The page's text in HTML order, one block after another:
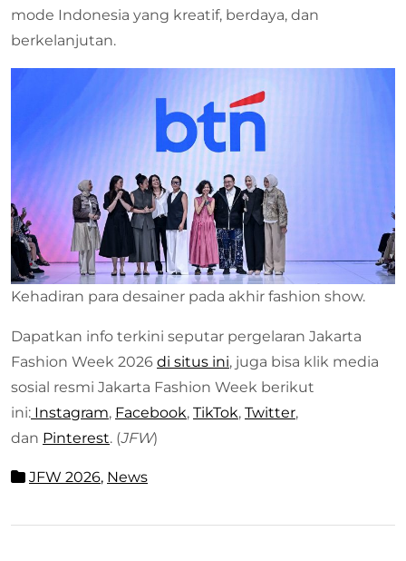
mode Indonesia yang kreatif, berdaya, dan
berkelanjutan.
Kehadiran para desainer pada akhir fashion show.
Dapatkan info terkini seputar pergelaran Jakarta
Fashion Week 2026 di situs ini, juga bisa klik media
sosial resmi Jakarta Fashion Week berikut
ini: Instagram, Facebook, TikTok, Twitter,
dan Pinterest. (JFW)
JFW 2026, News